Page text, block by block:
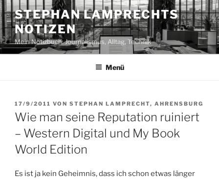
Zum
Inhalt
springen
STEPHAN LAMPRECHTS
NOTIZEN
Mein Notizbuch: Journalismus, Alltag, Technik
Menü
VERÖFFENTLICHT
AM
17/9/2011 VON STEPHAN LAMPRECHT, AHRENSBURG
Wie man seine Reputation ruiniert
– Western Digital und My Book
World Edition
Es ist ja kein Geheimnis, dass ich schon etwas länger